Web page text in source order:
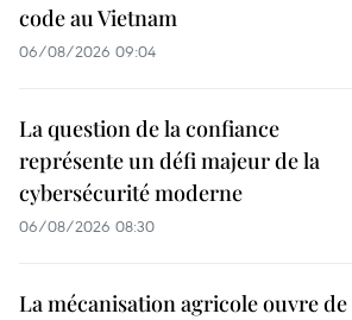
code au Vietnam
06/08/2026 09:04
La question de la confiance
représente un défi majeur de la
cybersécurité moderne
06/08/2026 08:30
La mécanisation agricole ouvre de